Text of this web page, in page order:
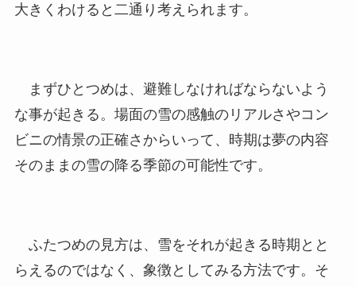
大きくわけると二通り考えられます。
まずひとつめは、避難しなければならないよう
な事が起きる。場面の雪の感触のリアルさやコン
ビニの情景の正確さからいって、時期は夢の内容
そのままの雪の降る季節の可能性です。
ふたつめの見方は、雪をそれが起きる時期とと
らえるのではなく、象徴としてみる方法です。そ